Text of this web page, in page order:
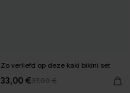
Zo verliefd op deze kaki bikini set
33,00 €37,00 €